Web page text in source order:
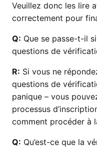
Veuillez donc les lire
correctement pour
Q: Que se passe-t-il
questions de
R: Si vous ne
questions de
panique – vous
processus
comment procéder à
Q: Qu’est-ce que la